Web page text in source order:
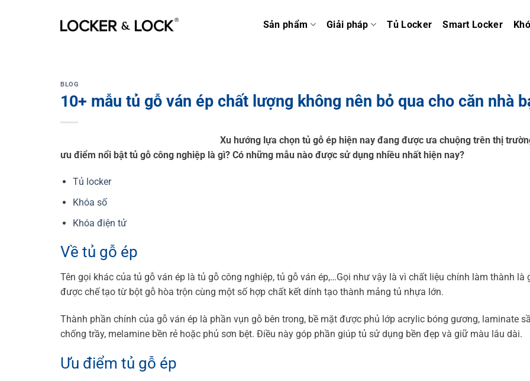
Sản phẩm Giải pháp Tủ Locker Smart Locker
BLOG
10+ mẫu tủ gỗ ván ép chất lượng không nên bỏ qua cho căn nhà
Xu hướng lựa chọn tủ gỗ ép hiện nay đang được ưa chuộng trên thị
ưu điểm nổi bật tủ gỗ công nghiệp là gì? Có những mẫu nào được sử dụng nhiều nhất hiện nay?
Tủ locker
Khóa số
Khóa điện tử
Về tủ gỗ ép
Tên gọi khác của tủ gỗ ván ép là tủ gỗ công nghiệp, tủ gỗ ván ép,…Gọi như vậy là vì chất liệu chính làm thành là
được chế tạo từ bột gỗ hòa trộn cùng một số hợp chất kết dính tạo thành mảng tủ nhựa lớn.
Thành phần chính của gỗ ván ép là phần vụn gỗ bên trong, bề mặt được phủ lớp acrylic bóng gương, laminate
chống trầy, melamine bền rẻ hoặc phủ sơn bệt. Điều này góp phần giúp tủ sử dụng bền đẹp và giữ màu lâu dài.
Ưu điểm tủ gỗ ép